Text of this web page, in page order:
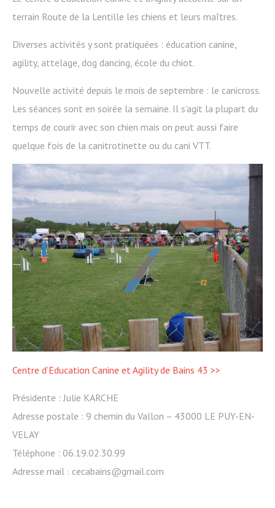
terrain Route de la Lentille les chiens et leurs maîtres.
Diverses activités y sont pratiquées : éducation canine,
agility, attelage, dog dancing, école du chiot.
Nouvelle activité depuis le mois de septembre : le canicross.
Les séances sont en soirée la semaine. Il s’agit la plupart du
temps de courir avec son chien mais on peut aussi faire
quelque fois de la canitrotinette ou du cani VTT.
Centre d’Education Canine et Agility de Bains 43 >>
Présidente : Julie KARCHE
Adresse postale : 9 chemin du Vallon – 43000 LE PUY-EN-
VELAY
Téléphone : 06.19.02.30.99
Adresse mail : cecabains@gmail.com